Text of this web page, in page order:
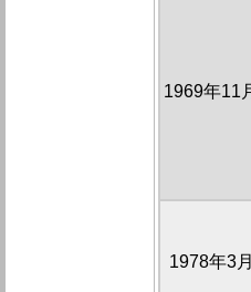
1969年11
1978年3